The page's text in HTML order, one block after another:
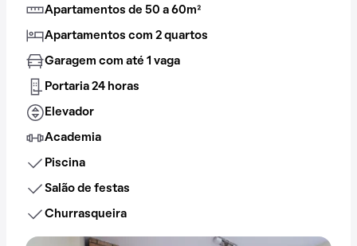
Apartamentos de 50 a 60m²
Apartamentos com 2 quartos
Garagem com até 1 vaga
Portaria 24 horas
Elevador
Academia
Piscina
Salão de festas
Churrasqueira